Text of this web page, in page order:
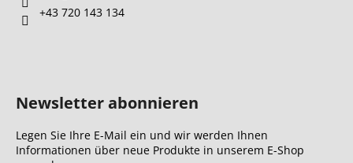
+43 720 143 134
Newsletter abonnieren
Legen Sie Ihre E-Mail ein und wir werden Ihnen
Informationen über neue Produkte in unserem E-Shop